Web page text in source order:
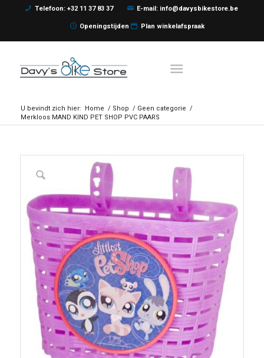
Telefoon: +32 11 37 83 37 E-mail: info@davysbikestore.be
Openingstijden Plan winkelafspraak
U bevindt zich hier: Home / Shop / Geen categorie /
Merkloos MAND KIND PET SHOP PVC PAARS